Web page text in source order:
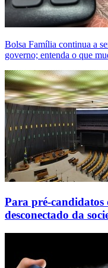
Bolsa Família continua a
governo; entenda o que
Para pré-candidatos
desconectado da